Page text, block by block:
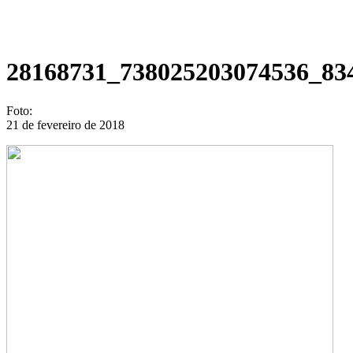
Foto:
21 de fevereiro de 2018